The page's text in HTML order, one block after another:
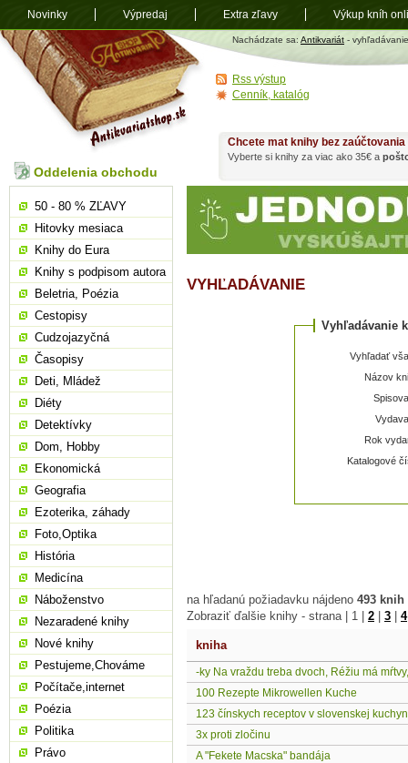
Antikvariát
shop.sk
Nachádzate sa: Antikvariát - vyhľadávanie
VYHĽADÁVANIE
Vyhľadávanie
Vyhľadať
Názov
Rok
Katalogové
na hľadanú požiadavku nájdeno 493 knih
Zobraziť ďalšie knihy - strana | 1 2 3 4
kniha
-ky Na vraždu treba dvoch, Réžiu má
100 Rezepte Mikrowellen Kuche
123 čínskych receptov v slovenskej
3x proti zločinu
A "Fekete Macska" bandája
Chcete mat knihy bez
Vyberte si knihy za viac ako 35€ a
Oddelenia obchodu
50 - 80 % ZĽAVY
Hitovky mesiaca
Knihy do Eura
Knihy s podpisom autora
Beletria, Poézia
Cestopisy
Cudzojazyčná
Časopisy
Deti, Mládež
Diéty
Detektívky
Dom, Hobby
Ekonomická
Geografia
Ezoterika, záhady
Foto,Optika
História
Medicína
Náboženstvo
Nezaradené knihy
Nové knihy
Pestujeme,Chováme
Počítače,internet
Poézia
Politika
Právo
Rss výstup
Cenník, katalóg
Novinky Výpredaj Extra zľavy Výkup kníh